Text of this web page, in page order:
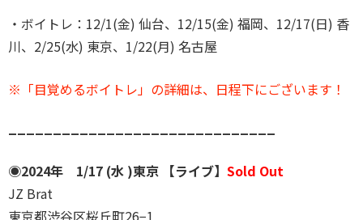
・ボイトレ：12/1(金) 仙台、12/15(金) 福岡、12/17(日) 香
川、2/25(水) 東京、1/22(月) 名古屋
※「目覚めるボイトレ」の詳細は、日程下にございます！
◉2024年 1/17 (水 )東京 【ライブ】 Sold Out
JZ Brat
東京都渋谷区桜丘町26−1